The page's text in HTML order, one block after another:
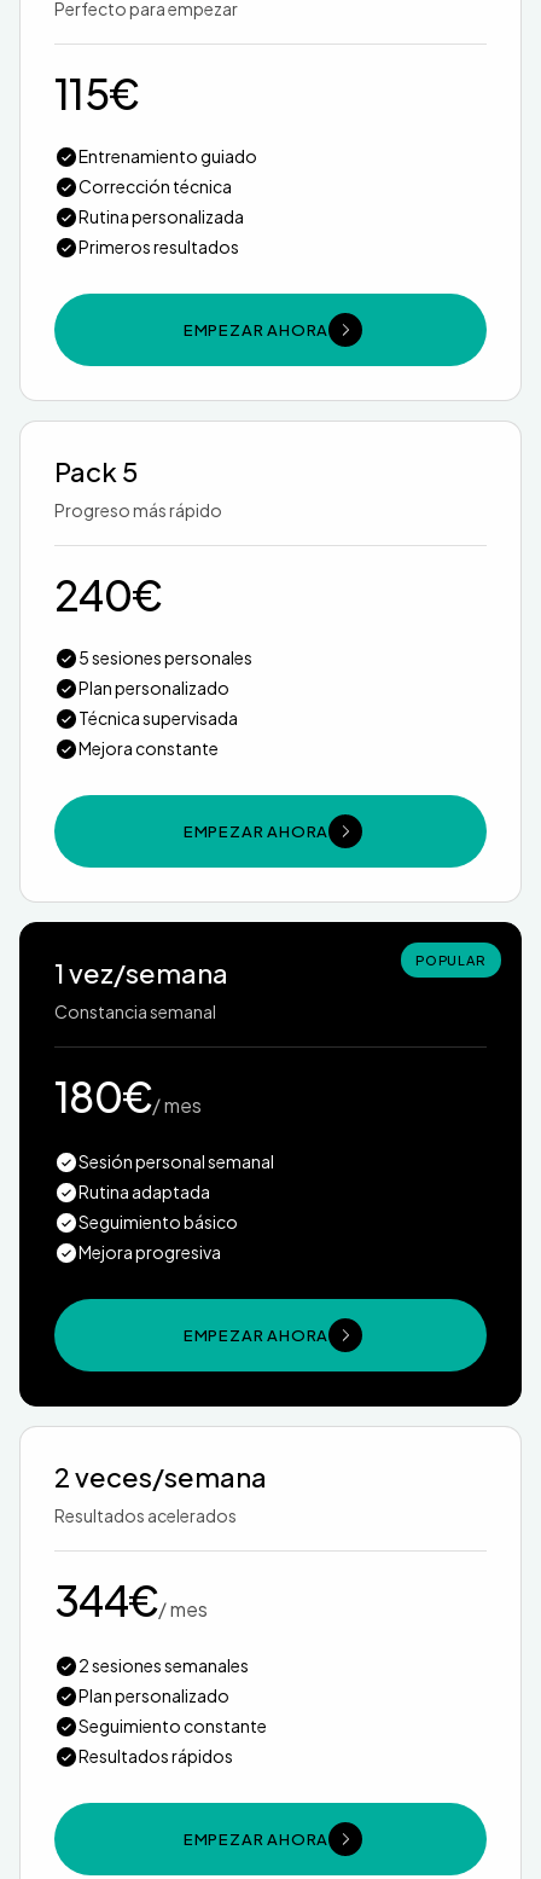
Perfecto para empezar
115€
Entrenamiento guiado
Corrección técnica
Rutina personalizada
Primeros resultados
EMPEZAR AHORA
Pack 5
Progreso más rápido
240€
5 sesiones personales
Plan personalizado
Técnica supervisada
Mejora constante
EMPEZAR AHORA
POPULAR
1 vez/semana
Constancia semanal
180€/ mes
Sesión personal semanal
Rutina adaptada
Seguimiento básico
Mejora progresiva
EMPEZAR AHORA
2 veces/semana
Resultados acelerados
344€/ mes
2 sesiones semanales
Plan personalizado
Seguimiento constante
Resultados rápidos
EMPEZAR AHORA